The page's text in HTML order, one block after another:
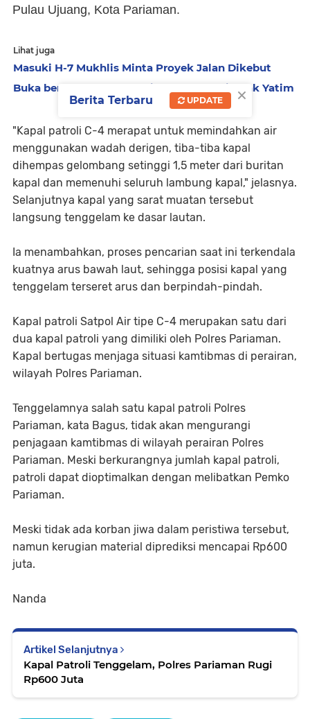
Pulau Ujuang, Kota Pariaman.
Lihat juga
Masuki H-7 Mukhlis Minta Proyek Jalan Dikebut
Buka bersama, Polres Pariaman Santuni Anak Yatim
"Kapal patroli C-4 merapat untuk memindahkan air
menggunakan wadah derigen, tiba-tiba kapal
dihempas gelombang setinggi 1,5 meter dari buritan
kapal dan memenuhi seluruh lambung kapal," jelasnya.
Selanjutnya kapal yang sarat muatan tersebut
langsung tenggelam ke dasar lautan.
Ia menambahkan, proses pencarian saat ini terkendala
kuatnya arus bawah laut, sehingga posisi kapal yang
tenggelam terseret arus dan berpindah-pindah.
Kapal patroli Satpol Air tipe C-4 merupakan satu dari
dua kapal patroli yang dimiliki oleh Polres Pariaman.
Kapal bertugas menjaga situasi kamtibmas di perairan,
wilayah Polres Pariaman.
Tenggelamnya salah satu kapal patroli Polres
Pariaman, kata Bagus, tidak akan mengurangi
penjagaan kamtibmas di wilayah perairan Polres
Pariaman. Meski berkurangnya jumlah kapal patroli,
patroli dapat dioptimalkan dengan melibatkan Pemko
Pariaman.
Meski tidak ada korban jiwa dalam peristiwa tersebut,
namun kerugian material diprediksi mencapai Rp600
juta.
Nanda
Artikel Selanjutnya
Kapal Patroli Tenggelam, Polres Pariaman Rugi
Rp600 Juta
×
Berita Terbaru UPDATE